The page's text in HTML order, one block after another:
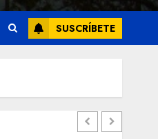
SUSCRÍBETE